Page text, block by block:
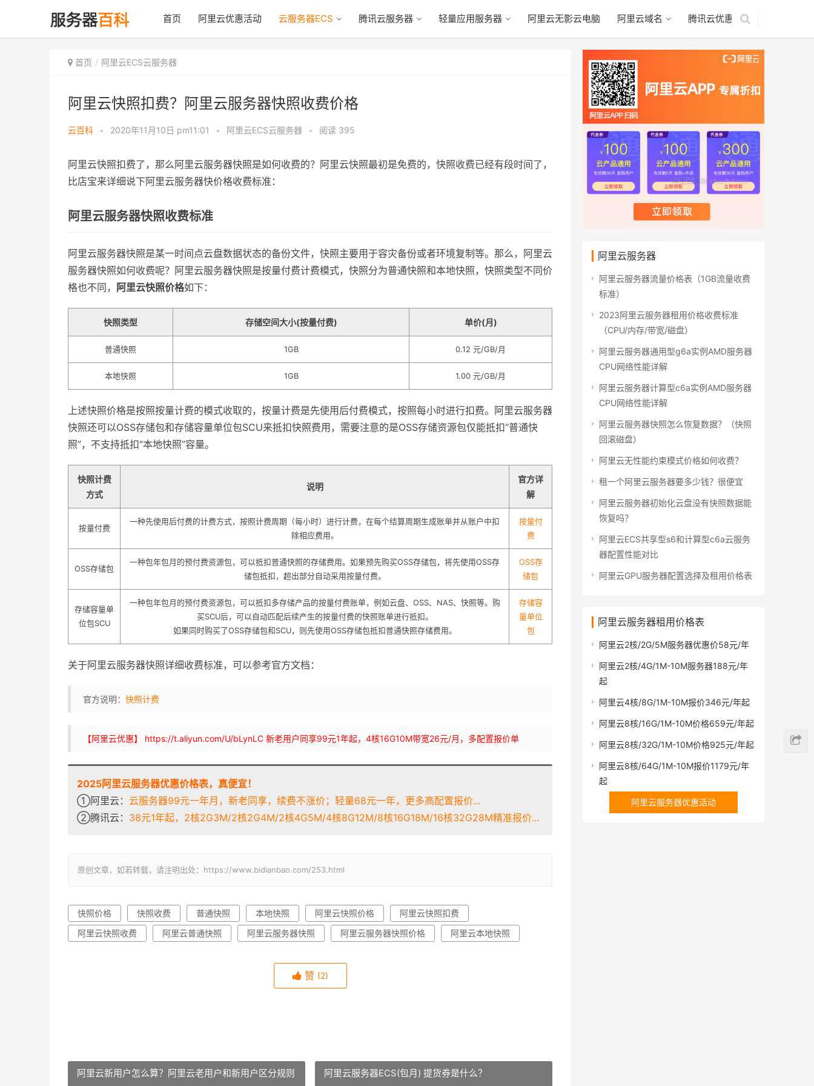
首页 阿里云优惠活动 云服务器ECS 腾讯云服务器 轻量应用服务器 阿里云无影云电脑 阿里云域名 腾讯云优惠
首页 阿里云ECS云服务器
阿里云快照扣费？阿里云服务器快照收费价格
云百科 • 2020年11月10日 pm11:01 • 阿里云ECS云服务器 • 阅读 395
阿里云快照扣费了，那么阿里云服务器快照是如何收费的？阿里云快照最初是免费的，快照收费已经有段时间了，
比店宝来详细说下阿里云服务器快价格收费标准：
阿里云服务器快照收费标准
阿里云服务器快照是某一时间点云盘数据状态的备份文件，快照主要用于容灾备份或者环境复制等。那么，阿里云
服务器快照如何收费呢？阿里云服务器快照是按量付费计费模式，快照分为普通快照和本地快照，快照类型不同价
格也不同，
阿里云快照价格如下：
快照类型 存储空间大小(按量付费) 单价(月)
普通快照 1GB 0.12 元/GB/月
本地快照 1GB 1.00 元/GB/月
上述快照价格是按照按量计费的模式收取的，按量计费是先使用后付费模式，按照每小时进行扣费。阿里云服务器
快照还可以OSS存储包和存储容量单位包SCU来抵扣快照费用，需要注意的是OSS存储资源包仅能抵扣“普通快
照”，不支持抵扣“本地快照”容量。
快照计费
方式
说明
官方详
解
按量付费
一种先使用后付费的计费方式，按照计费周期（每小时）进行计费，在每个结算周期生成账单并从账户中扣
除相应费用。
按量付
费
OSS存储包
一种包年包月的预付费资源包，可以抵扣普通快照的存储费用。如果预先购买OSS存储包，将先使用OSS存
储包抵扣，超出部分自动采用按量付费。
OSS存
储包
存储容量单
位包SCU
一种包年包月的预付费资源包，可以抵扣多存储产品的按量付费账单，例如云盘、OSS、NAS、快照等。购
买SCU后，可以自动匹配后续产生的按量付费的快照账单进行抵扣。
如果同时购买了OSS存储包和SCU，则先使用OSS存储包抵扣普通快照存储费用。
存储容
量单位
包
关于阿里云服务器快照详细收费标准，可以参考官方文档：
官方说明： 快照计费
【阿里云优惠】 https://t.aliyun.com/U/bLynLC 新老用户同享99元1年起，4核16G10M带宽26元/月，多配置报价单
2025阿里云服务器优惠价格表，真便宜！
①阿里云： 云服务器99元一年月，新老同享，续费不涨价；轻量68元一年，更多高配置报价...
②腾讯云： 38元1年起，2核2G3M/2核2G4M/2核4G5M/4核8G12M/8核16G18M/16核32G28M精准报价...
原创文章，如若转载，请注明出处：https://www.bidianbao.com/253.html
快照价格 快照收费 普通快照 本地快照 阿里云快照价格
阿里云快照扣费
阿里云快照收费
阿里云普通快照 阿里云服务器快照 阿里云服务器快照价格 阿里云本地快照
赞 (2)
阿里云新用户怎么算？阿里云老用户和新用户区分规则 阿里云服务器ECS(包月) 提货券是什么？
阿里云服务器
阿里云服务器流量价格表（1GB流量收费
标准）
2023阿里云服务器租用价格收费标准
（CPU/内存/带宽/磁盘）
阿里云服务器通用型g6a实例AMD服务器
CPU网络性能详解
阿里云服务器计算型c6a实例AMD服务器
CPU网络性能详解
阿里云服务器快照怎么恢复数据？（快照
回滚磁盘）
阿里云无性能约束模式价格如何收费？
租一个阿里云服务器要多少钱？很便宜
阿里云服务器初始化云盘没有快照数据能
恢复吗？
阿里云ECS共享型s6和计算型c6a云服务
器配置性能对比
阿里云GPU服务器配置选择及租用价格表
阿里云服务器租用价格表
阿里云2核/2G/5M服务器优惠价58元/年
阿里云2核/4G/1M-10M服务器188元/年
起
阿里云4核/8G/1M-10M报价346元/年起
阿里云8核/16G/1M-10M价格659元/年起
阿里云8核/32G/1M-10M价格925元/年起
阿里云8核/64G/1M-10M报价1179元/年
起
阿里云服务器优惠活动